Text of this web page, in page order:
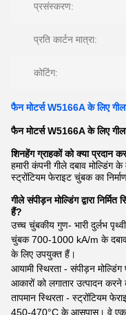
प्रसंस्करण:
प्रति कार्टन मात्रा:
कोटिंग:
फैन मोटर्स W5166A के लिए
फैन मोटर्स W5166A के लिए
शिनहेंग ग्राहकों को क्या प्रदान
हमारी कंपनी गीले दबाव मोल्डिंग
स्ट्रोंटियम फेराइट चुंबक का
गीले संपीड़न मोल्डिंग द्वारा
हैं?
उच्च चुंबकीय गुण- भारी दुर्लभ
चुंबक 700-1000 kA/m के
के लिए उपयुक्त हैं।
आयामी स्थिरता - संपीड़न
आकारों को लगातार उत्पादन
तापमान स्थिरता - स्ट्रोंटियम
450-470°C के आसपास। वे एक